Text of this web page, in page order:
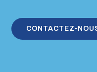
CONTACTEZ-